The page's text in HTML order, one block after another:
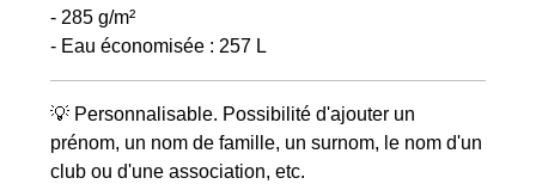
- 285 g/m²
- Eau économisée : 257 L
💡 Personnalisable. Possibilité d'ajouter un
prénom, un nom de famille, un surnom, le nom d'un